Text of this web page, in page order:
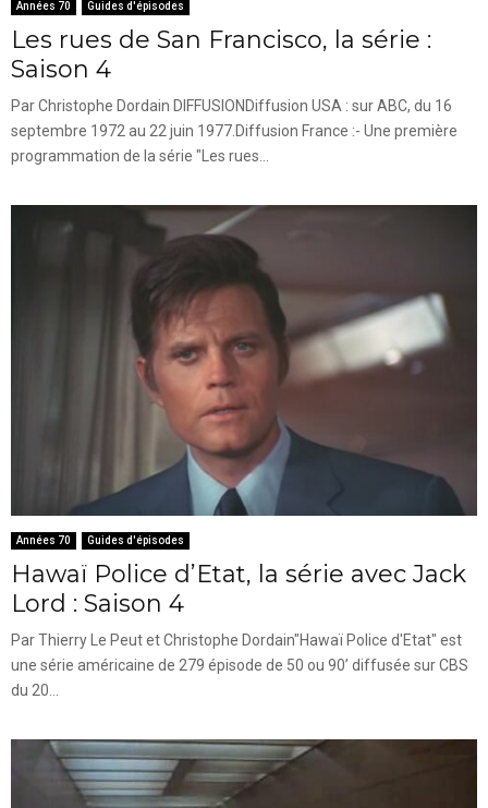
Années 70 Guides d'épisodes
Les rues de San Francisco, la série :
Saison 4
Par Christophe Dordain DIFFUSIONDiffusion USA : sur ABC, du 16
septembre 1972 au 22 juin 1977.Diffusion France :- Une première
programmation de la série "Les rues...
Années 70 Guides d'épisodes
Hawaï Police d’Etat, la série avec Jack
Lord : Saison 4
Par Thierry Le Peut et Christophe Dordain"Hawaï Police d'Etat" est
une série américaine de 279 épisode de 50 ou 90’ diffusée sur CBS
du 20...